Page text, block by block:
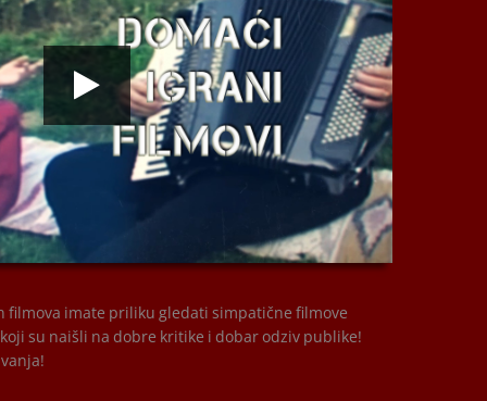
filmova imate priliku gledati simpatične filmove
su naišli na dobre kritike i dobar odziv publike!